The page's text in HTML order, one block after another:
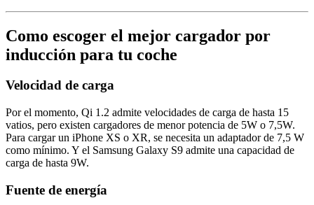
Como escoger el mejor cargador por
inducción para tu coche
Velocidad de carga
Por el momento, Qi 1.2 admite velocidades de carga de hasta 15
vatios, pero existen cargadores de menor potencia de 5W o 7,5W.
Para cargar un iPhone XS o XR, se necesita un adaptador de 7,5 W
como mínimo. Y el Samsung Galaxy S9 admite una capacidad de
carga de hasta 9W.
Fuente de energía